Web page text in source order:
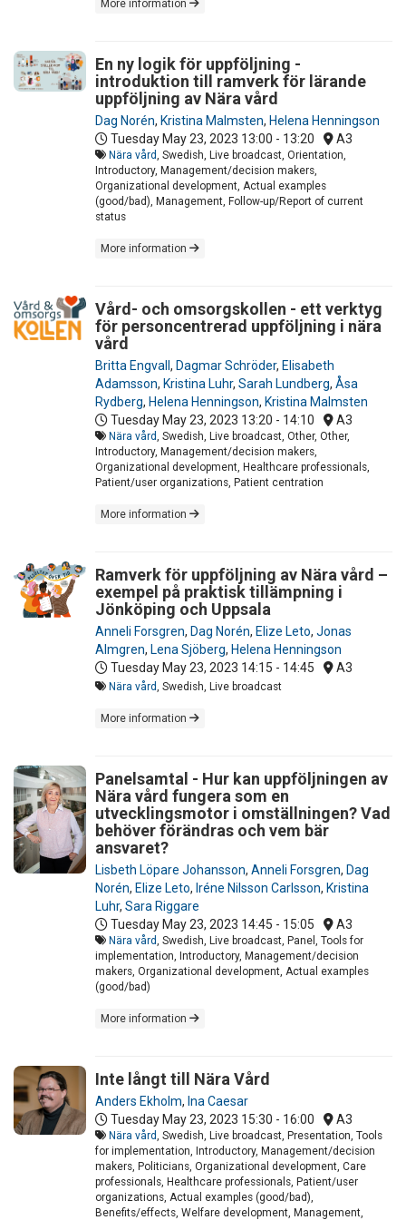
More information
En ny logik för uppföljning -
introduktion till ramverk för lärande
uppföljning av Nära vård
Dag Norén, Kristina Malmsten, Helena Henningson
Tuesday May 23, 2023 13:00 - 13:20 A3
Nära vård , Swedish, Live broadcast, Orientation,
Introductory, Management/decision makers,
Organizational development, Actual examples
(good/bad), Management, Follow-up/Report of current
status
More information
Vård- och omsorgskollen - ett verktyg
för personcentrerad uppföljning i nära
vård
Britta Engvall , Dagmar Schröder, Elisabeth
Adamsson, Kristina Luhr, Sarah Lundberg, Åsa
Rydberg, Helena Henningson, Kristina Malmsten
Tuesday May 23, 2023 13:20 - 14:10 A3
Nära vård , Swedish, Live broadcast, Other, Other,
Introductory, Management/decision makers,
Organizational development, Healthcare professionals,
Patient/user organizations, Patient centration
More information
Ramverk för uppföljning av Nära vård –
exempel på praktisk tillämpning i
Jönköping och Uppsala
Anneli Forsgren, Dag Norén, Elize Leto, Jonas
Almgren, Lena Sjöberg, Helena Henningson
Tuesday May 23, 2023 14:15 - 14:45 A3
Nära vård , Swedish, Live broadcast
More information
Panelsamtal - Hur kan uppföljningen av
Nära vård fungera som en
utvecklingsmotor i omställningen? Vad
behöver förändras och vem bär
ansvaret?
Lisbeth Löpare Johansson, Anneli Forsgren, Dag
Norén, Elize Leto, Iréne Nilsson Carlsson, Kristina
Luhr, Sara Riggare
Tuesday May 23, 2023 14:45 - 15:05 A3
Nära vård , Swedish, Live broadcast, Panel, Tools for
implementation, Introductory, Management/decision
makers, Organizational development, Actual examples
(good/bad)
More information
Inte långt till Nära Vård
Anders Ekholm, Ina Caesar
Tuesday May 23, 2023 15:30 - 16:00 A3
Nära vård , Swedish, Live broadcast, Presentation, Tools
for implementation, Introductory, Management/decision
makers, Politicians, Organizational development, Care
professionals, Healthcare professionals, Patient/user
organizations, Actual examples (good/bad),
Benefits/effects, Welfare development, Management,